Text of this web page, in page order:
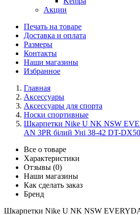
Акции
Печать на товаре
Доставка и оплата
Размеры
Контакты
Наши магазины
Избранное
Главная
Аксессуары
Аксессуары для спорта
Носки спортивные
Шкарпетки Nike U NK NSW
AN 3PR білий Уні 38-42 DT-
Все о товаре
Характеристики
Отзывы (0)
Наши магазины
Как сделать заказ
Бренд
Шкарпетки Nike U NK NSW